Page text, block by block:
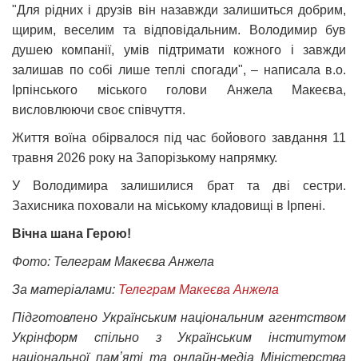
"Для рідних і друзів він назавжди залишиться добрим,
щирим, веселим та відповідальним. Володимир був
душею компанії, умів підтримати кожного і завжди
залишав по собі лише теплі спогади", – написала в.о.
Ірпінського міського голови Анжела Макеєва,
висловлюючи своє співчуття.
Життя воїна обірвалося під час бойового завдання 11
травня 2026 року на Запорізькому напрямку.
У Володимира залишилися брат та дві сестри.
Захисника поховали на міському кладовищі в Ірпені.
Вічна шана Герою!
Фото: Телеграм Макеєва Анжела
За матеріалами: Телеграм Макеєва Анжела
Підготовлено Українським національним агентством
Укрінформ спільно з Українським інститутом
національної памʼяті та онлайн-медіа Міністерства